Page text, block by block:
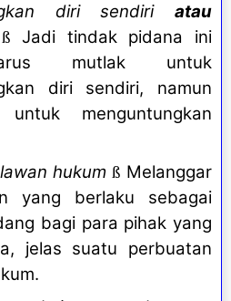
diri sendiri atau
ß Jadi tindak pidana ini
mutlak untuk
diri sendiri, namun
menguntungkan
hukum ß Melanggar
yang berlaku sebagai
bagi para pihak yang
jelas suatu perbuatan